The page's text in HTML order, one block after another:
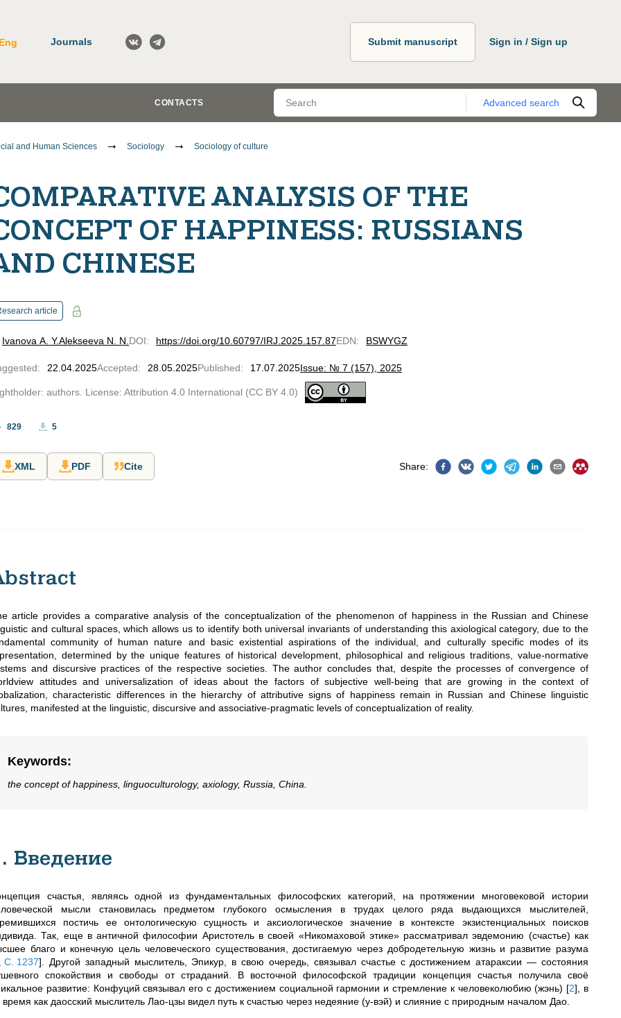
Eng Journals Submit manuscript Sign in / Sign up
CONTACTS Advanced search
and Human Sciences Sociology Sociology of culture
ANALYSIS OF THE
OF HAPPINESS: RUSSIANS
CHINESE
article
Ivanova A. Y.Alekseeva N. N. DOI: https://doi.org/10.60797/IRJ.2025.157.87EDN: BSWYGZ
: 22.04.2025Accepted: 28.05.2025Published: 17.07.2025Issue: № 7 (157), 2025
authors. License: Attribution 4.0 International (CC BY 4.0)
829 5
XML PDF Cite Share:
article provides a comparative analysis of the conceptualization of the phenomenon of happiness in the Russian and Chinese
and cultural spaces, which allows us to identify both universal invariants of understanding this axiological category, due to the
community of human nature and basic existential aspirations of the individual, and culturally specific modes of its
determined by the unique features of historical development, philosophical and religious traditions, value-normative
and discursive practices of the respective societies. The author concludes that, despite the processes of convergence of
attitudes and universalization of ideas about the factors of subjective well-being that are growing in the context of
characteristic differences in the hierarchy of attributive signs of happiness remain in Russian and Chinese linguistic
manifested at the linguistic, discursive and associative-pragmatic levels of conceptualization of reality.
Keywords:
the concept of happiness, linguoculturology, axiology, Russia, China.
Введение
счастья, являясь одной из фундаментальных философских категорий, на протяжении многовековой истории
мысли становилась предметом глубокого осмысления в трудах целого ряда выдающихся мыслителей,
постичь ее онтологическую сущность и аксиологическое значение в контексте экзистенциальных поисков
Так, еще в античной философии Аристотель в своей «Никомаховой этике» рассматривал эвдемонию (счастье) как
благо и конечную цель человеческого существования, достигаемую через добродетельную жизнь и развитие разума
С. 1237] . Другой западный мыслитель, Эпикур, в свою очередь, связывал счастье с достижением атараксии — состояния
спокойствия и свободы от страданий. В восточной философской традиции концепция счастья получила своё
развитие: Конфуций связывал его с достижением социальной гармонии и стремление к человеколюбию (жэнь) [2] , в
время как даосский мыслитель Лао-цзы видел путь к счастью через недеяние (у-вэй) и слияние с природным началом Дао.